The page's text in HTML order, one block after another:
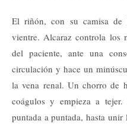
El riñón, con su camisa de
vientre. Alcaraz controla los
del paciente, ante una
circulación y hace un
la vena renal. Un chorro de
coágulos y empieza a
puntada a puntada, hasta